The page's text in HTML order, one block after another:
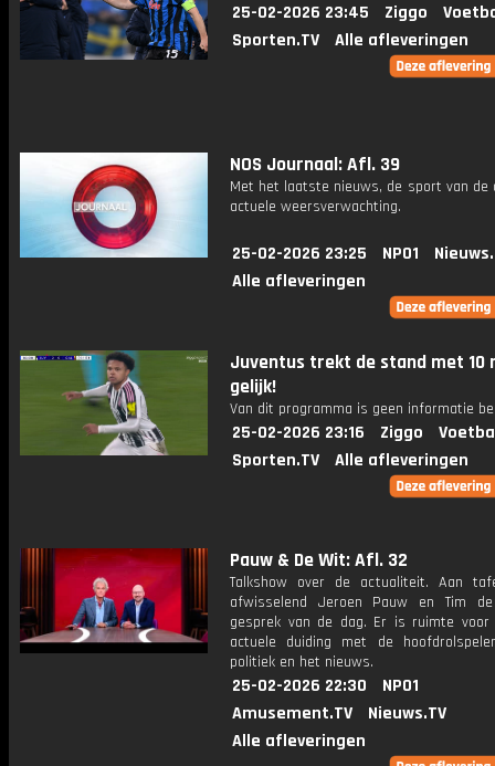
25-02-2026 23:45 Ziggo
Sporten.TV
Alle afleveringen
NOS Journaal: Afl. 39
Met het laatste nieuws, de sport van de
actuele weersverwachting.
25-02-2026 23:25 NPO1
Alle afleveringen
Juventus trekt de stand met 10
gelijk!
Van dit programma is geen informatie
25-02-2026 23:16 Ziggo
Sporten.TV
Alle afleveringen
Pauw & De Wit: Afl. 32
Talkshow over de actualiteit. Aan
afwisselend Jeroen Pauw en Tim
gesprek van de dag. Er is ruimte
actuele duiding met de
politiek en het nieuws.
25-02-2026 22:30
NPO1
Amusement.TV
Nieuws.TV
Alle afleveringen